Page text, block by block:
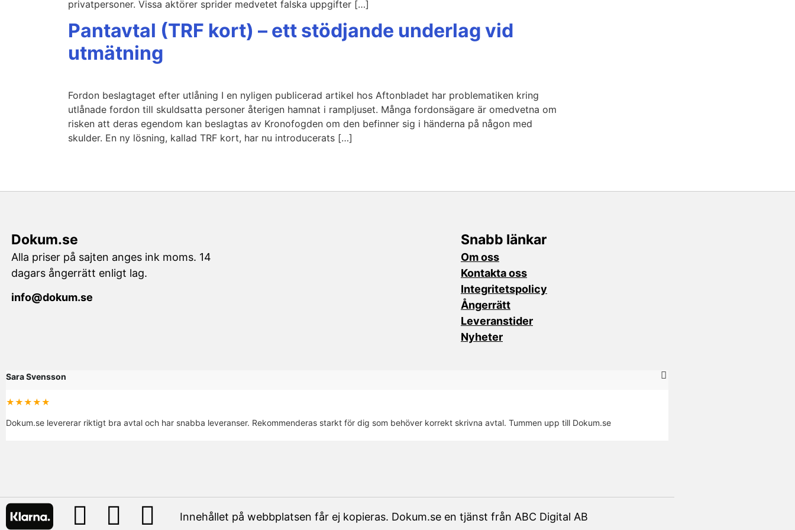
privatpersoner. Vissa aktörer sprider medvetet falska uppgifter […]
Pantavtal (TRF kort) – ett stödjande underlag vid
utmätning
Fordon beslagtaget efter utlåning I en nyligen publicerad artikel hos Aftonbladet har problematiken kring
utlånade fordon till skuldsatta personer återigen hamnat i rampljuset. Många fordonsägare är omedvetna om
risken att deras egendom kan beslagtas av Kronofogden om den befinner sig i händerna på någon med
skulder. En ny lösning, kallad TRF kort, har nu introducerats […]
Dokum.se
Alla priser på sajten anges ink moms. 14
dagars ångerrätt enligt lag.
info@dokum.se
Snabb länkar
Om oss
Kontakta oss
Integritetspolicy
Ångerrätt
Leveranstider
Nyheter
Sara Svensson
★★★★★
Dokum.se levererar riktigt bra avtal och har snabba leveranser. Rekommenderas starkt för dig som behöver korrekt skrivna avtal. Tummen upp till Dokum.se
Innehållet på webbplatsen får ej kopieras. Dokum.se en tjänst från ABC Digital AB